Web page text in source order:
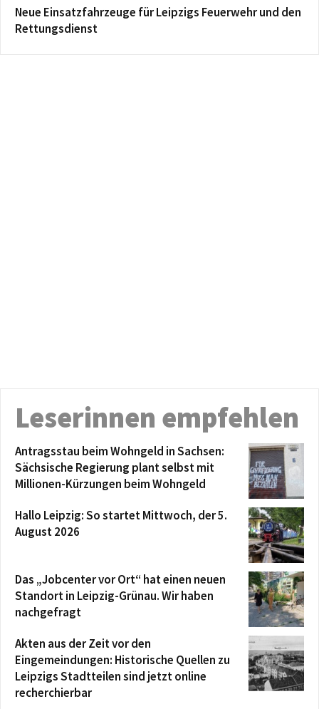
Neue Einsatzfahrzeuge für Leipzigs Feuerwehr und den
Rettungsdienst
Leserinnen empfehlen
Antragsstau beim Wohngeld in Sachsen:
Sächsische Regierung plant selbst mit
Millionen-Kürzungen beim Wohngeld
Hallo Leipzig: So startet Mittwoch, der 5.
August 2026
Das „Jobcenter vor Ort“ hat einen neuen
Standort in Leipzig-Grünau. Wir haben
nachgefragt
Akten aus der Zeit vor den
Eingemeindungen: Historische Quellen zu
Leipzigs Stadtteilen sind jetzt online
recherchierbar